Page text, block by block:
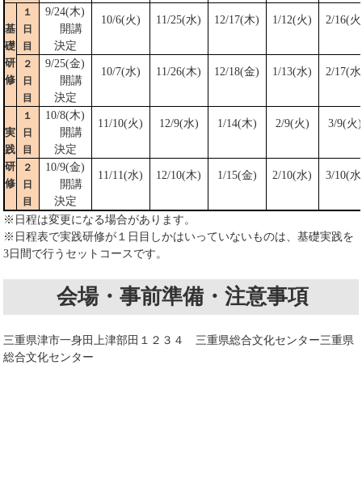
基
礎
研
修
１
日
目
9/24(木)
開講
決定
10/6(火) 11/25(水) 12/17(木) 1/12(火) 2/16(
２
日
目
9/25(金)
開講
決定
10/7(水) 11/26(木) 12/18(金) 1/13(水) 2/17(
実
践
研
修
１
日
目
10/8(木)
開講
決定
11/10(火) 12/9(水) 1/14(木) 2/9(火) 3/9(火)
２
日
目
10/9(金)
開講
決定
11/11(水) 12/10(木) 1/15(金) 2/10(水) 3/10(
※日程は変更になる場合があります。
※日程表で実践研修が１日目しかはいっていないものは、基礎実践を
3日間で行うセットコースです。
会場・事前準備・注意事項
三重県津市一身田上津部田１２３４ 三重県総合文化センター三重県
総合文化センター